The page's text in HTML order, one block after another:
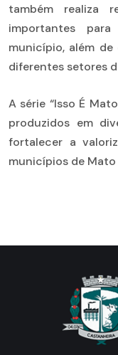
também realiza
importantes
município, além
diferentes setores
A série “Isso É
produzidos em
fortalecer a
municípios de Mato